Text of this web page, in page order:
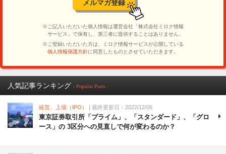
人気記事ランキング - Popular Posts -
経営、上場（IPO） | 最終更新日：2022/12/06
東京証券取引所「プライム」、「スタンダード」、「グロ
ース」の 3区分への見直しで何が変わるのか？